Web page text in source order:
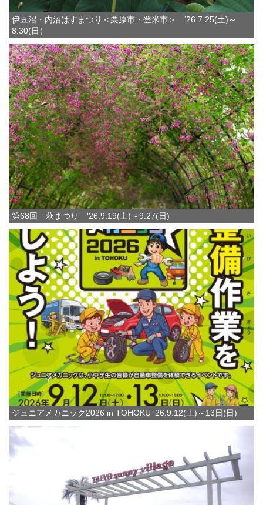
伊豆沼・内沼はすまつり＜栗原市・登米市＞ ’26.7.25(土)～
8.30(日）
第68回 萩まつり '26.9.19(土)～9.27(日)
ジュニアメカニック2026 in TOHOKU '26.9.12(土)～13日(日)